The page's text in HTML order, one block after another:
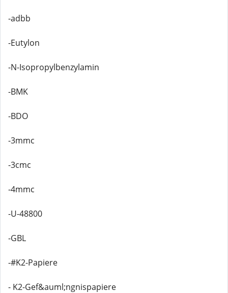
-adbb
-Eutylon
-N-Isopropylbenzylamin
-BMK
-BDO
-3mmc
-3cmc
-4mmc
-U-48800
-GBL
-#K2-Papiere
- K2-Gef&auml;ngnispapiere